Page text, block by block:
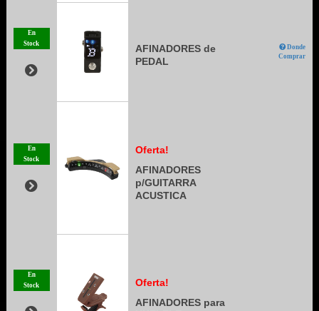
En
Stock
AFINADORES de
PEDAL
Donde
Comprar
En
Stock
Oferta!
AFINADORES
p/GUITARRA
ACUSTICA
En
Stock
Oferta!
AFINADORES para